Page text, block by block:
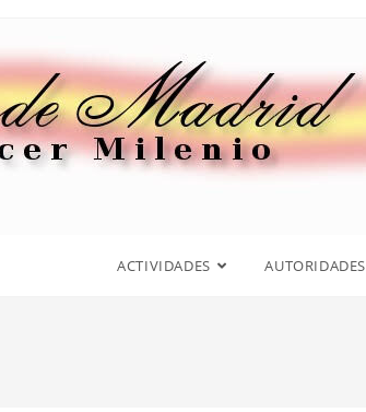
ACTIVIDADES AUTORIDADES